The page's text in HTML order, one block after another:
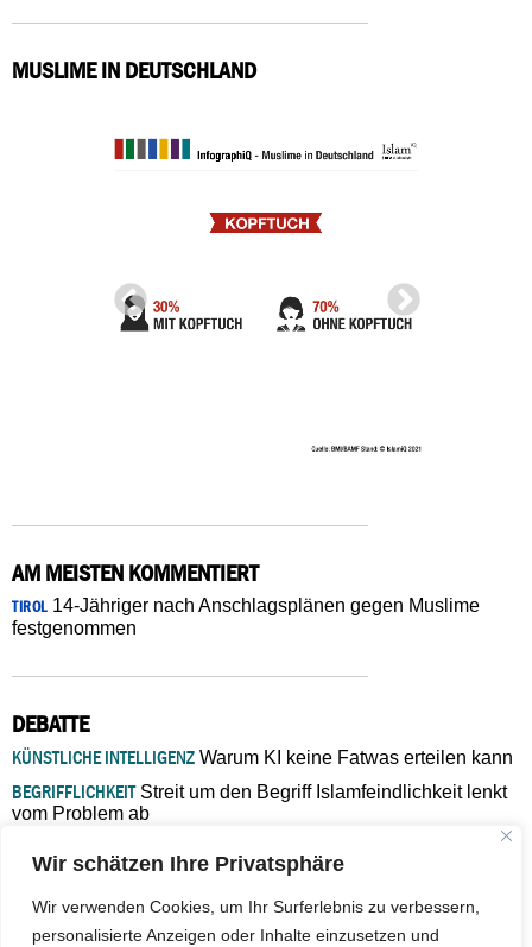
Wir schätzen Ihre Privatsphäre
Wir verwenden Cookies, um Ihr Surferlebnis zu verbessern,
personalisierte Anzeigen oder Inhalte einzusetzen und
MUSLIME IN DEUTSCHLAND
AM MEISTEN KOMMENTIERT
TIROL14-Jähriger nach Anschlagsplänen gegen Muslime
festgenommen
DEBATTE
KÜNSTLICHE INTELLIGENZ Warum KI keine Fatwas erteilen kann
BEGRIFFLICHKEITStreit um den Begriff Islamfeindlichkeit lenkt
vom Problem ab
Verantwortung bleibt“
ISLAMISCHE FAKULTÄT IN MÜNSTEREine kritische Schwelle für
die deutsche Religionspolitik